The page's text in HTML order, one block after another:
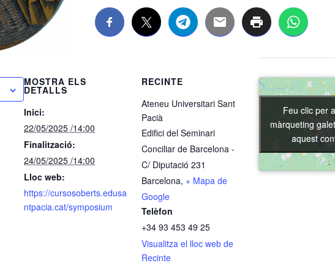
MOSTRA ELS
DETALLS
Inici:
22/05/2025 /14:00
Finalització:
24/05/2025 /14:00
Lloc web:
https://cursosoberts.edusa
ntpacia.cat/symposium
RECINTE
Ateneu Universitari Sant
Pacià
Edifici del Seminari
Conciliar de Barcelona -
C/ Diputació 231
Barcelona, + Mapa de
Google
Telèfon
+34 93 453 49 25
Visualitza el lloc web de
Recinte
Feu clic per
màrqueting
aquest
Feu clic per
màrqueting
aquest